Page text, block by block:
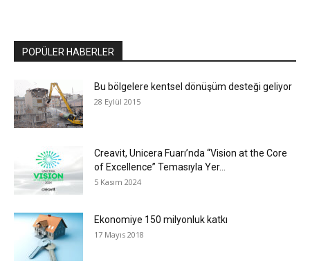
POPÜLER HABERLER
Bu bölgelere kentsel dönüşüm desteği geliyor
28 Eylül 2015
Creavit, Unicera Fuarı’nda “Vision at the Core
of Excellence” Temasıyla Yer...
5 Kasım 2024
Ekonomiye 150 milyonluk katkı
17 Mayıs 2018